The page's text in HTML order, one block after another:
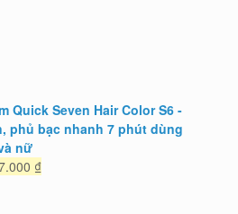
Quick Seven Hair Color S6 -
phủ bạc nhanh 7 phút dùng
nữ
₫Giá